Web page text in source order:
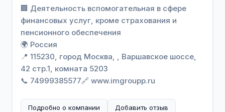
🏢 Деятельность вспомогательная в сфере
финансовых услуг, кроме страхования и
пенсионного обеспечения
🌍 Россия
📍 115230, город Москва, , Варшавское шоссе,
42 стр.1, комната 5203
📞 74999385577🔗 www.imgroupp.ru
Подробно о компании Добавить отзыв